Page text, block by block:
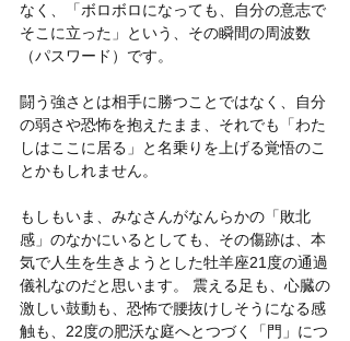
なく、「ボロボロになっても、自分の意志で
そこに立った」という、その瞬間の周波数
（パスワード）です。
闘う強さとは相手に勝つことではなく、自分
の弱さや恐怖を抱えたまま、それでも「わた
しはここに居る」と名乗りを上げる覚悟のこ
とかもしれません。
もしもいま、みなさんがなんらかの「敗北
感」のなかにいるとしても、その傷跡は、本
気で人生を生きようとした牡羊座21度の通過
儀礼なのだと思います。 震える足も、心臓の
激しい鼓動も、恐怖で腰抜けしそうになる感
触も、22度の肥沃な庭へとつづく「門」につ